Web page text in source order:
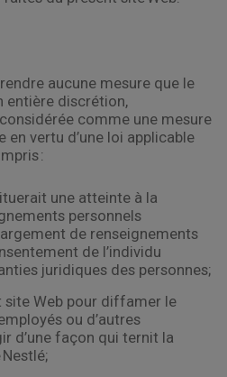
aucune mesure que le
entière discrétion,
comme une mesure
vertu d’une loi applicable
:
une atteinte à la
personnels
de renseignements
de l’individu
juridiques des personnes;
site Web pour diffamer le
ou d’autres
d’une façon qui ternit la